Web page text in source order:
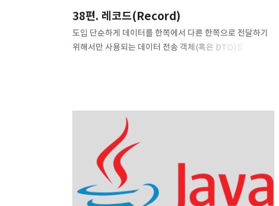
38편. 레코드(Record)
도입 단순하게 데이터를 한쪽에서 다른 한쪽으로 전달하기
위해서만 사용되는 데이터 전송 객체(혹은 DTO)를
변경되지 말아야 하는 API 설계 상의 이유 등 다양한 이유가
있을 수 있습니다. 이를 제대로 구현하기 위해서는
(롬복이나 IDE의 도움을 받을 수도 있지만) 아래와 같이
게터(getter 혹은 accessor), equals(), hashCode(),
toString() 처럼 계속 똑같은 구조의 코드를 반복해서
작성해야 했습니다. public class BookDto { pr..